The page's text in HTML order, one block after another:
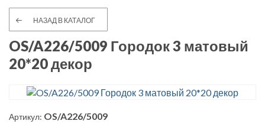
НАЗАД В КАТАЛОГ
OS/A226/5009 Городок 3 матовый
20*20 декор
Артикул: OS/A226/5009